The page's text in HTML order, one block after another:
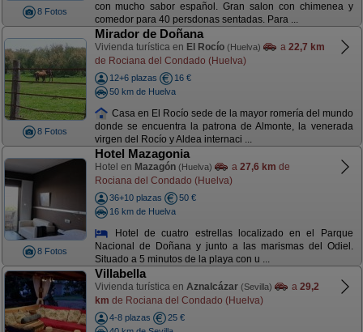
8 Fotos
con mucho sabor español. Gran salon con chimenea y
comedor para 40 persdonas sentadas. Para ...
8 Fotos
Mirador de Doñana
Vivienda turística en El Rocío (Huelva) a 22,7 km
de Rociana del Condado (Huelva)
12+6 plazas
16 €
50 km de Huelva
Casa en El Rocío sede de la mayor romería del mundo
donde se encuentra la patrona de Almonte, la venerada
virgen del Rocío y Aldea internaci ...
8 Fotos
Hotel Mazagonia
Hotel en Mazagón (Huelva) a 27,6 km de
Rociana del Condado (Huelva)
36+10 plazas
50 €
16 km de Huelva
Hotel de cuatro estrellas localizado en el Parque
Nacional de Doñana y junto a las marismas del Odiel.
Situado a 5 minutos de la playa con u ...
Villabella
Vivienda turística en Aznalcázar (Sevilla) a 29,2
km de Rociana del Condado (Huelva)
4-8 plazas
25 €